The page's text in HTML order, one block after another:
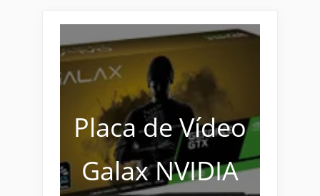
Placa de Vídeo
Galax NVIDIA